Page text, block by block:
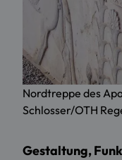
Nordtreppe des
Schlosser/OTH
Gestaltung,